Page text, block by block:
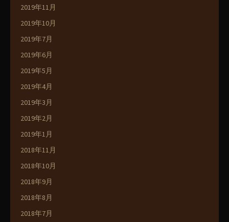
2019年11月
2019年10月
2019年7月
2019年6月
2019年5月
2019年4月
2019年3月
2019年2月
2019年1月
2018年11月
2018年10月
2018年9月
2018年8月
2018年7月